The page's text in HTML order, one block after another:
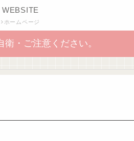
WEBSITE
ホームページ
・ご注意ください。